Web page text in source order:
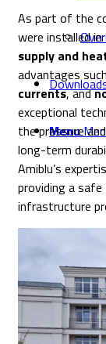
Menu
As part of the
were installed
supply and
advantages
currents, and
exceptional
the pressure
long-term
Amiblu’s
providing a
infrastructure